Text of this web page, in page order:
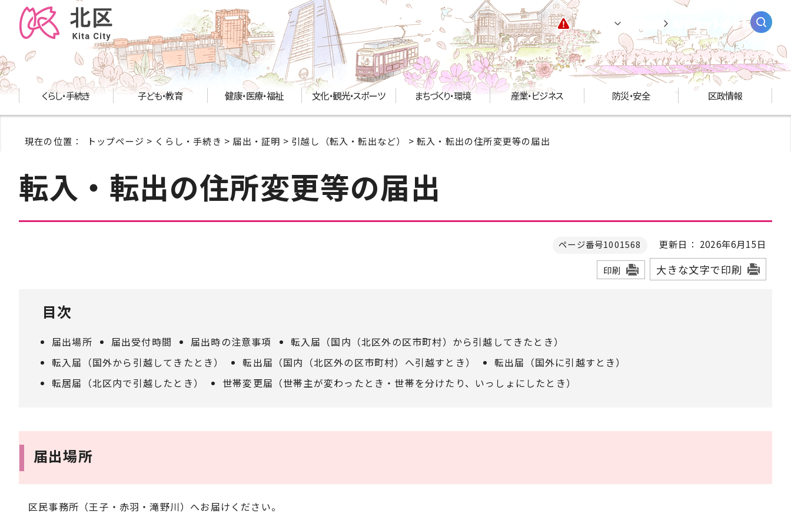
緊急情報 AIチャットボット
くらし・手続き 子ども・教育 健康・医療・福祉 文化・観光・スポーツ まちづくり・環境 産業・ビジネス 防災・安全 区政情報
現在の位置： トップページ > くらし・手続き > 届出・証明 > 引越し（転入・転出など） > 転入・転出の住所変更等の届出
転入・転出の住所変更等の届出
ページ番号1001568 更新日： 2026年6月15日
印刷 大きな文字で印刷
目次
届出場所 届出受付時間 届出時の注意事項
転入届（国内（北区外の区市町村）から引越してきたとき）
転入届（国外から引越してきたとき）
転出届（国内（北区外の区市町村）へ引越すとき）
転出届（国外に引越すとき）
転居届（北区内で引越したとき）
世帯変更届（世帯主が変わったとき・世帯を分けたり、いっしょにしたとき）
届出場所
区民事務所（王子・赤羽・滝野川）へお届けください。